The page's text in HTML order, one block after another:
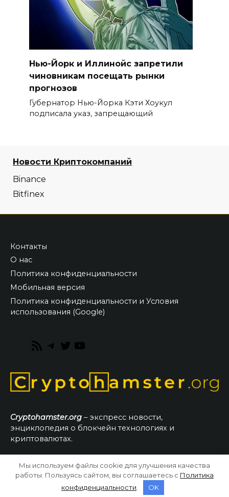
Нью-Йорк и Иллинойс запретили
чиновникам посещать рынки
прогнозов
Губернатор Нью-Йорка Кэти Хоукул
подписала указ, запрещающий
Новости Криптокомпаний
Binance
Bitfinex
Контакты
О нас
Политика конфиденциальности
Мобильная версия
Политика конфиденциальности и Условия
использования (Google)
RSS
Telegram
Twitter
Cryptohamster.org – экспресс новости,
энциклопедия о блокчейн технологиях и
криптовалютах.
© 2026 CryptoHamster.org
Мы используем файлы cookie для улучшения качества
работы. Пользуясь сайтом, вы соглашаетесь с Политика
конфиденциальности
OK